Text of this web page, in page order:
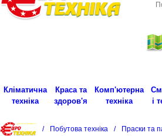
Кліматична
техніка
Краса та
здоров'я
Комп'ютерна
техніка
і
/ Побутова техніка / Праски та